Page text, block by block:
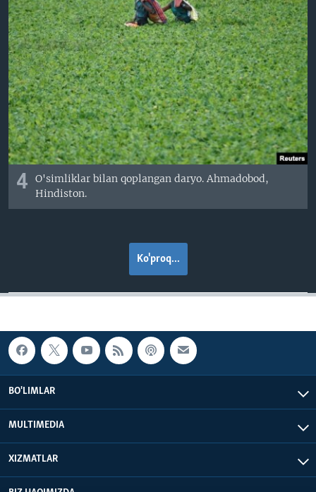
4
O'simliklar bilan qoplangan daryo. Ahmadobod,
Hindiston.
Ko'proq...
BO'LIMLAR
MULTIMEDIA
XIZMATLAR